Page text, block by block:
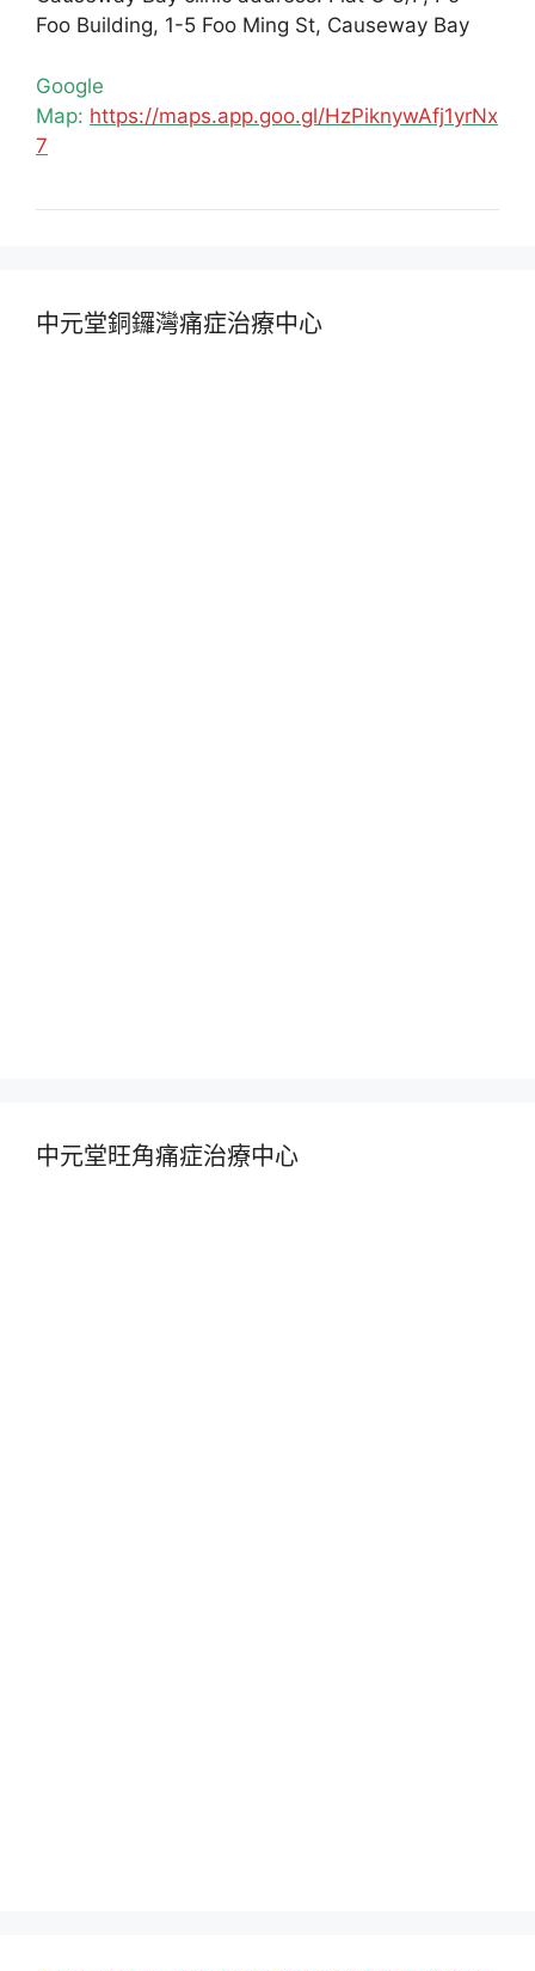
Foo Building, 1-5 Foo Ming St, Causeway Bay
Google
Map: https://maps.app.goo.gl/HzPiknywAfj1yrNx
7
中元堂銅鑼灣痛症治療中心
中元堂旺角痛症治療中心